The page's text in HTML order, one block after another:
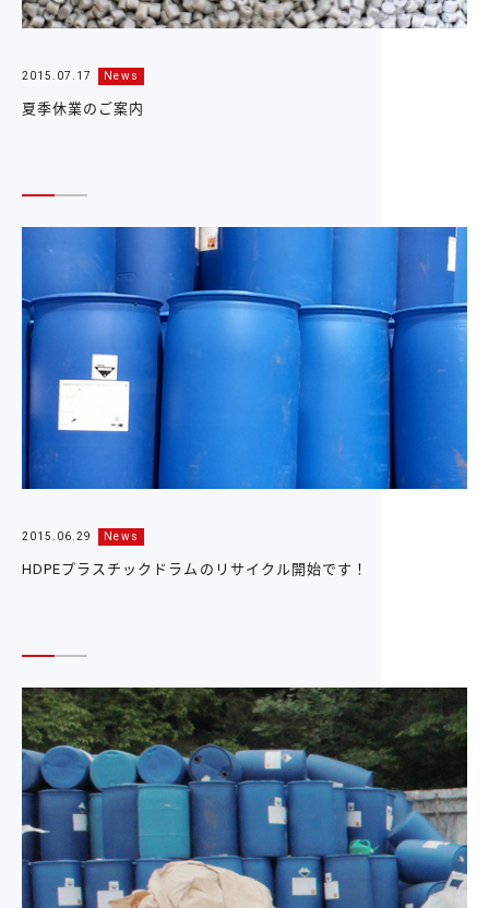
2015.07.17 News
夏季休業のご案内
2015.06.29 News
HDPEプラスチックドラムのリサイクル開始です！